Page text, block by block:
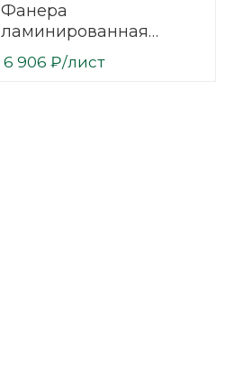
Фанера
ламинированная
(ФОФ) 35 мм 2440х1220
мм F/W сорт 1/1
6 906 ₽/лист